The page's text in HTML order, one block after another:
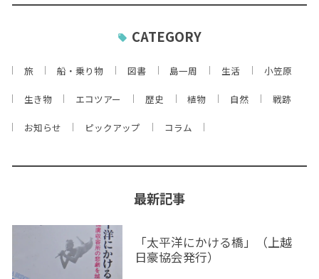
CATEGORY
旅 船・乗り物 図書 島一周 生活 小笠原
生き物 エコツアー 歴史 植物 自然 戦跡
お知らせ ピックアップ コラム
最新記事
「太平洋にかける橋」（上越
日豪協会発行）